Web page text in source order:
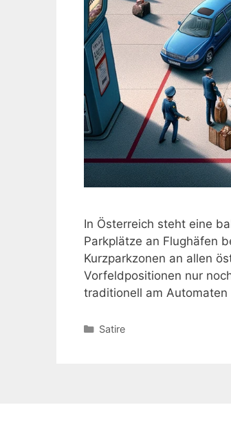
In Österreich steht eine
Parkplätze an Flughäfen
Kurzparkzonen an allen
Vorfeldpositionen nur
traditionell am
Kategorien
Satire